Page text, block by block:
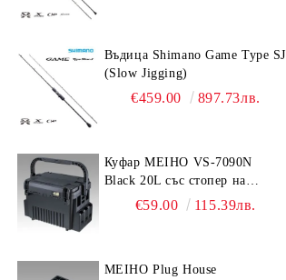
Въдица Shimano Game Type SJ
(Slow Jigging)
€459.00 897.73лв.
Куфар MEIHO VS-7090N
Black 20L със стопер на
дръжката€59.00 115.39лв.
MEIHO Plug House